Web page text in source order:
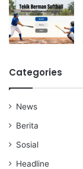
Categories
News
Berita
Sosial
Headline